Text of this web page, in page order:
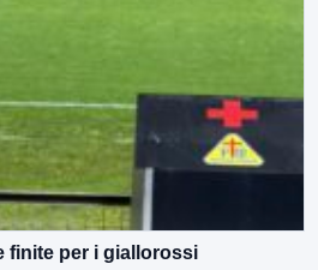
finite per i giallorossi